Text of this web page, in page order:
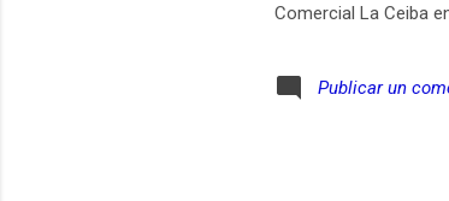
Comercial La Ceiba
Publicar un